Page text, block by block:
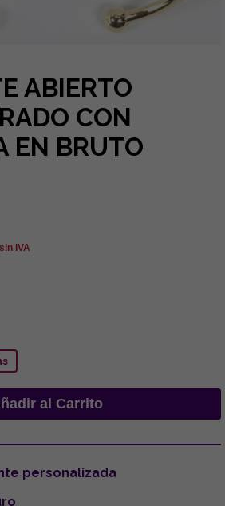
ABIERTO
CON
EN BRUTO
IVA
personalizada